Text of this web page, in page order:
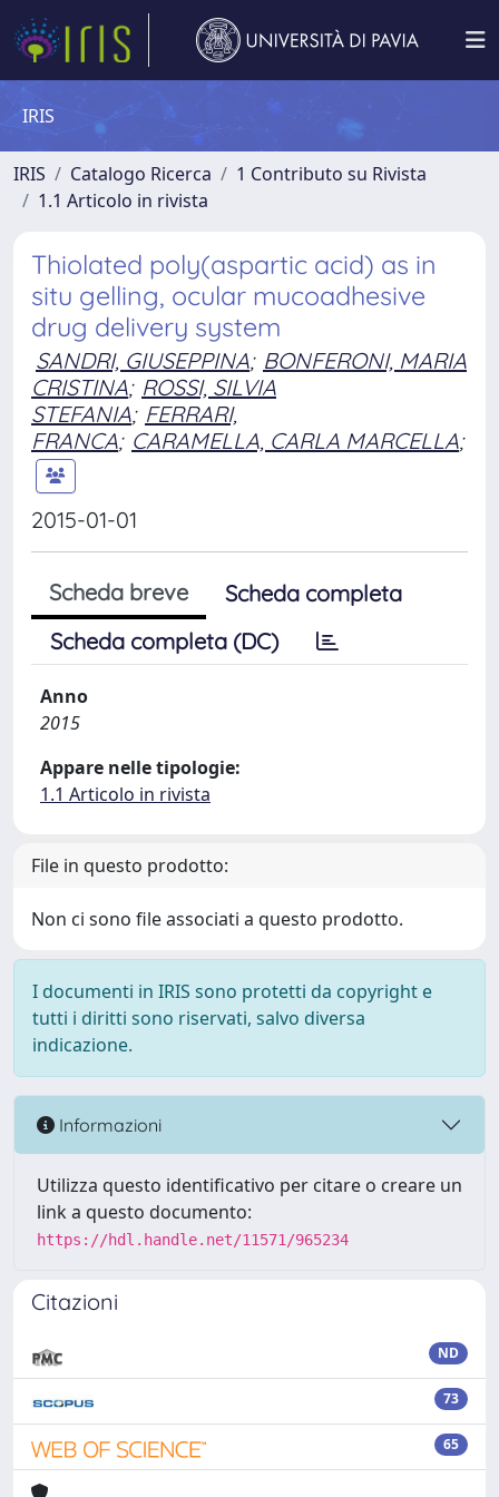
IRIS
IRIS Catalogo Ricerca
1 Contributo su Rivista
1.1 Articolo in rivista
Thiolated poly(aspartic acid) as in
situ gelling, ocular mucoadhesive
drug delivery system
SANDRI, GIUSEPPINA; BONFERONI, MARIA
CRISTINA; ROSSI, SILVIA
STEFANIA; FERRARI,
FRANCA; CARAMELLA, CARLA MARCELLA;
2015-01-01
Scheda breve
Scheda completa
Scheda completa (DC)
Anno
2015
Appare nelle tipologie:
1.1 Articolo in rivista
File in questo prodotto:
Non ci sono file associati a questo prodotto.
I documenti in IRIS sono protetti da copyright e
tutti i diritti sono riservati, salvo diversa
indicazione.
Informazioni
Utilizza questo identificativo per citare o creare un
link a questo documento:
https://hdl.handle.net/11571/965234
Citazioni
ND
73
65